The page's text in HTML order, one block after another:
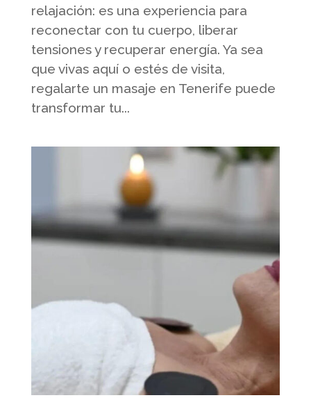
relajación: es una experiencia para
reconectar con tu cuerpo, liberar
tensiones y recuperar energía. Ya sea
que vivas aquí o estés de visita,
regalarte un masaje en Tenerife puede
transformar tu...